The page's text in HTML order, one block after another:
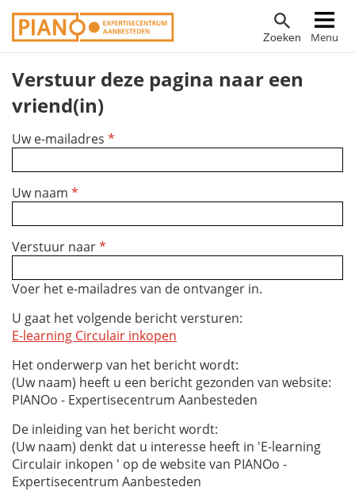
Overslaan
en
de
inhoud
gaan
Zoeken Menu
Hoofdnavigatie
Verstuur deze pagina naar een
vriend(in)
Uw e-mailadres *
Uw naam *
Verstuur naar*
Voer het e-mailadres van de ontvanger in.
U gaat het volgende bericht versturen:
E-learning Circulair inkopen
Het onderwerp van het bericht wordt:
(Uw naam) heeft u een bericht gezonden van website:
PIANOo - Expertisecentrum Aanbesteden
De inleiding van het bericht wordt:
(Uw naam) denkt dat u interesse heeft in 'E-learning
Circulair inkopen ' op de website van PIANOo -
Expertisecentrum Aanbesteden